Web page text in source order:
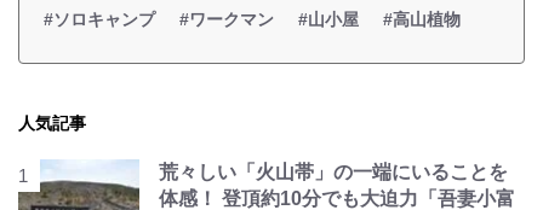
#ソロキャンプ
#ワークマン #山小屋 #高山植物
人気記事
荒々しい「火山帯」の一端にいることを
体感！ 登頂約10分でも大迫力「吾妻小富